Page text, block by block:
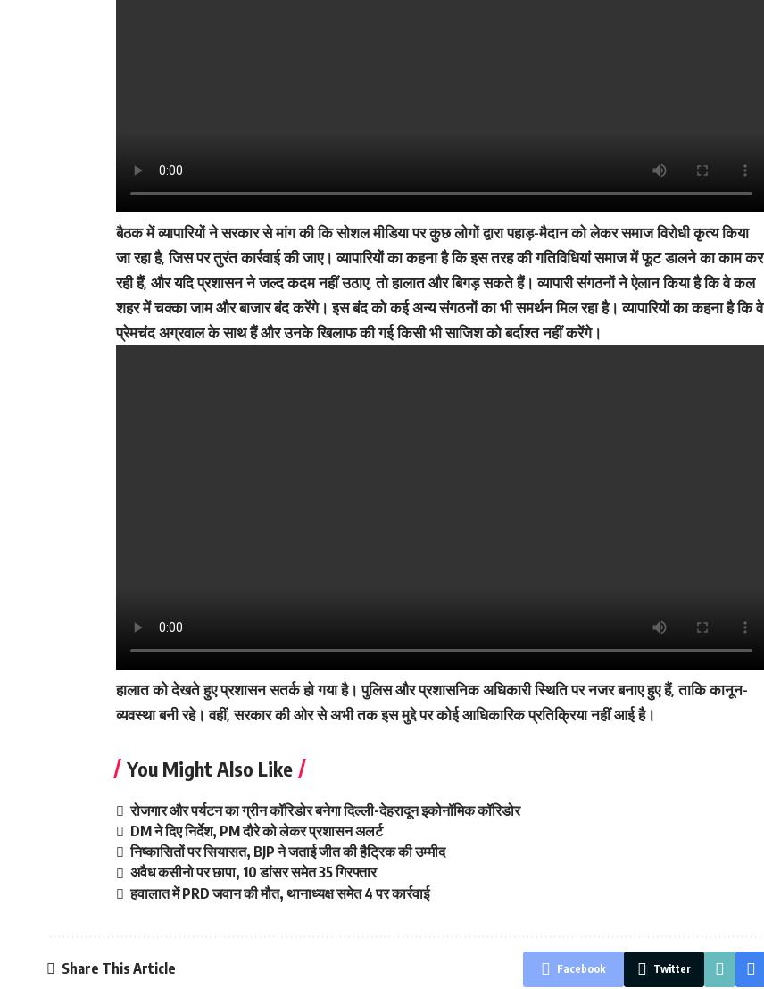
बैठक में व्यापारियों ने सरकार से मांग की कि सोशल मीडिया पर कुछ लोगों द्वारा पहाड़-मैदान को लेकर समाज विरोधी कृत्य किया
जा रहा है, जिस पर तुरंत कार्रवाई की जाए। व्यापारियों का कहना है कि इस तरह की गतिविधियां समाज में फूट डालने का काम कर
रही हैं, और यदि प्रशासन ने जल्द कदम नहीं उठाए, तो हालात और बिगड़ सकते हैं। व्यापारी संगठनों ने ऐलान किया है कि वे कल
शहर में चक्का जाम और बाजार बंद करेंगे। इस बंद को कई अन्य संगठनों का भी समर्थन मिल रहा है। व्यापारियों का कहना है कि वे
प्रेमचंद अग्रवाल के साथ हैं और उनके खिलाफ की गई किसी भी साजिश को बर्दाश्त नहीं करेंगे।
हालात को देखते हुए प्रशासन सतर्क हो गया है। पुलिस और प्रशासनिक अधिकारी स्थिति पर नजर बनाए हुए हैं, ताकि कानून-
व्यवस्था बनी रहे। वहीं, सरकार की ओर से अभी तक इस मुद्दे पर कोई आधिकारिक प्रतिक्रिया नहीं आई है।
You Might Also Like
रोजगार और पर्यटन का ग्रीन कॉरिडोर बनेगा दिल्ली-देहरादून इकोनॉमिक कॉरिडोर
DM ने दिए निर्देश, PM दौरे को लेकर प्रशासन अलर्ट
निष्कासितों पर सियासत, BJP ने जताई जीत की हैट्रिक की उम्मीद
अवैध कसीनो पर छापा, 10 डांसर समेत 35 गिरफ्तार
हवालात में PRD जवान की मौत, थानाध्यक्ष समेत 4 पर कार्रवाई
Share This Article Facebook Twitter